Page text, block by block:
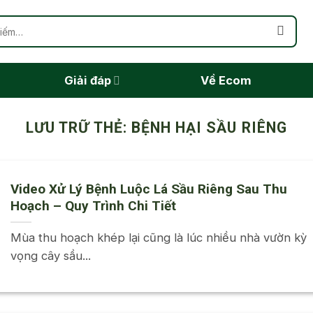
Giải đáp Về Ecom
LƯU TRỮ THẺ: BỆNH HẠI SẦU RIÊNG
Video Xử Lý Bệnh Luộc Lá Sầu Riêng Sau Thu
Hoạch – Quy Trình Chi Tiết
Mùa thu hoạch khép lại cũng là lúc nhiều nhà vườn kỳ
vọng cây sầu...